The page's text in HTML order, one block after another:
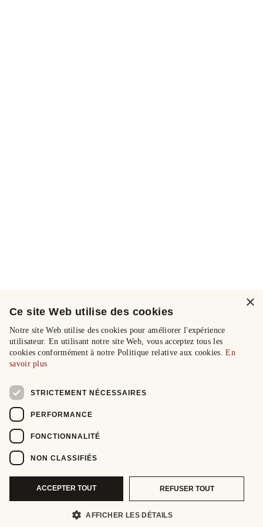
×
Ce site Web utilise des cookies
Notre site Web utilise des cookies pour améliorer l'expérience
utilisateur. En utilisant notre site Web, vous acceptez tous les
cookies conformément à notre Politique relative aux cookies.En
savoir plus
STRICTEMENT NÉCESSAIRES
PERFORMANCE
FONCTIONNALITÉ
NON CLASSIFIÉS
ACCEPTER TOUT REFUSER TOUT
AFFICHER LES DÉTAILS